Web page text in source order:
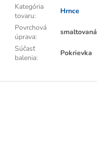
Kategória
tovaru:
Hrnce
Povrchová
úprava:
smaltovaná
Súčasť
balenia:
Pokrievka
Z